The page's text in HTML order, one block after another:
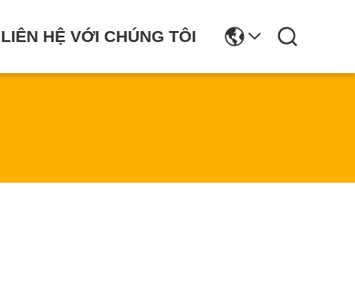
LIÊN HỆ VỚI CHÚNG TÔI